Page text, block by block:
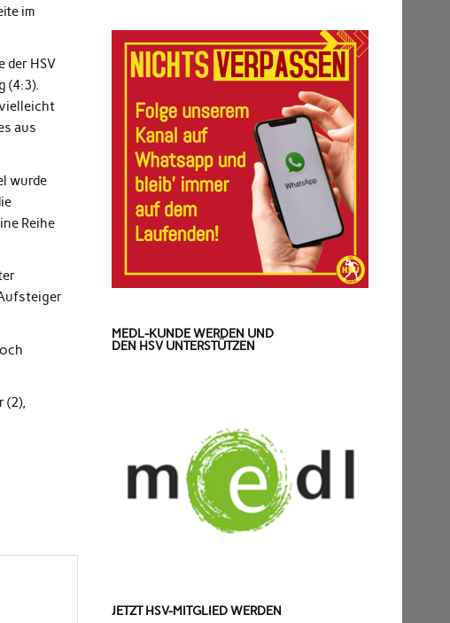
im
der HSV
(4:3).
aus
wurde
Reihe
(2),
MEDL-KUNDE WERDEN UND
DEN HSV UNTERSTÜTZEN
JETZT HSV-MITGLIED WERDEN